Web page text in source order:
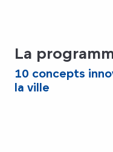
La
10 concepts
la ville